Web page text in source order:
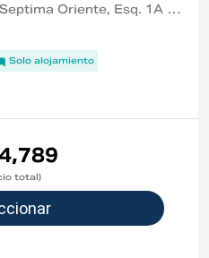
Esq. 1A Sur , Puerto Escondido
Solo alojamiento
total)